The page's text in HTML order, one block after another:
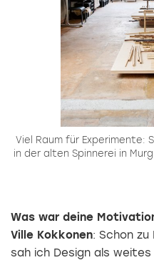
Viel Raum für Experimente:
in der alten Spinnerei in
Was war deine
Ville Kokkonen: Schon zu
sah ich Design als weites